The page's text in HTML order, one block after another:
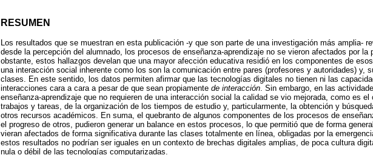
RESUMEN
Los resultados que se muestran en esta publicación -y que son parte de una investigación más amplia-
desde la percepción del alumnado, los procesos de enseñanza-aprendizaje no se vieron afectados por la
obstante, estos hallazgos develan que una mayor afección educativa residió en los componentes de
una interacción social inherente como los son la comunicación entre pares (profesores y autoridades) y,
clases. En este sentido, los datos permiten afirmar que las tecnologías digitales no tienen ni las
interacciones cara a cara a pesar de que sean propiamente de interacción . Sin embargo, en las
enseñanza-aprendizaje que no requieren de una interacción social la calidad se vio mejorada, como es
trabajos y tareas, de la organización de los tiempos de estudio y, particularmente, la obtención y
otros recursos académicos. En suma, el quebranto de algunos componentes de los procesos de
el progreso de otros, pudieron generar un balance en estos procesos, lo que permitió que de forma
vieran afectados de forma significativa durante las clases totalmente en línea, obligadas por la
estos resultados no podrían ser iguales en un contexto de brechas digitales amplias, de poca cultura
nula o débil de las tecnologías computarizadas.